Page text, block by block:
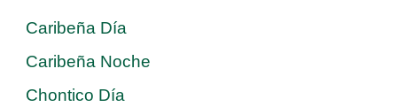
Caribeña Día
Caribeña Noche
Chontico Día